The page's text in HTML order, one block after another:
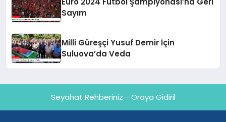
Sayım
Milli Güreşçi Yusuf Demir İçin
Suluova’da Veda
Seyahat Rehberiniz - Oraya Gidiril